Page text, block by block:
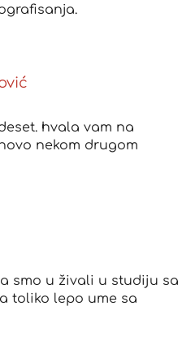
hvala vam na
nekom drugom
smo u živali u studiju sa
toliko lepo ume sa